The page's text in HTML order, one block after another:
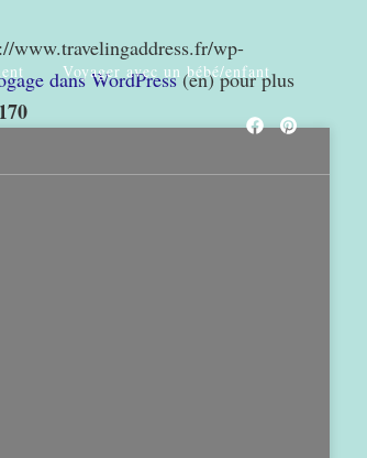
www.travelingaddress.fr/wp-
dans WordPress(en) pour plus
Voyager avec un bébé/enfant